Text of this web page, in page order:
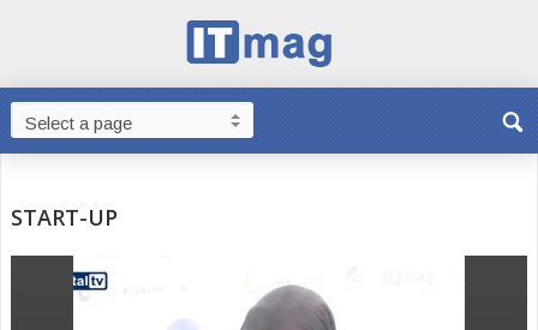
START-UP